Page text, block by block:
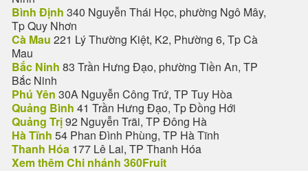
Bình Định 340 Nguyễn Thái Học, phường Ngô Mây,
Tp Quy Nhơn
Cà Mau 221 Lý Thường Kiệt, K2, Phường 6, Tp Cà
Mau
Bắc Ninh 83 Trần Hưng Đạo, phường Tiền An, TP
Bắc Ninh
Phú Yên 30A Nguyễn Công Trứ, TP Tuy Hòa
Quảng Bình 41 Trần Hưng Đạo, Tp Đồng Hới
Quảng Trị92 Nguyễn Trãi, TP Đông Hà
Hà Tĩnh 54 Phan Đình Phùng, TP Hà Tĩnh
Thanh Hóa 177 Lê Lai, TP Thanh Hóa
Xem thêm Chi nhánh 360Fruit